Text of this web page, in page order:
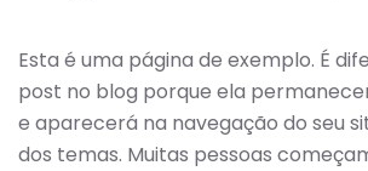
Esta é uma página de exemplo. É
post no blog porque ela
e aparecerá na navegação do seu
dos temas. Muitas pessoas